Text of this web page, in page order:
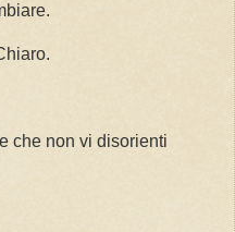
che non vi disorienti